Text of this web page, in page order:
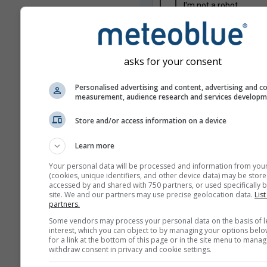
трећим странама, како је
Ваша адреса е-поште биће
и у другим meteoblue услугама.
Још метеоролошких
asks for your consent
Personalised advertising and content, advertising and
measurement, audience research and services
Store and/or access information on a device
Learn more
Your personal data will be processed and information from
(cookies, unique identifiers, and other device data) may be
accessed by and shared with 750 partners, or used specifically
site. We and our partners may use precise geolocation data.
partners.
Some vendors may process your personal data on the basis of
interest, which you can object to by managing your options
for a link at the bottom of this page or in the site menu to
withdraw consent in privacy and cookie settings.